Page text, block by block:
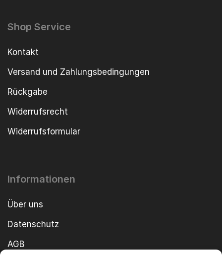
Shop Service
Kontakt
Versand und Zahlungsbedingungen
Rückgabe
Widerrufsrecht
Widerrufsformular
Informationen
Über uns
Datenschutz
AGB